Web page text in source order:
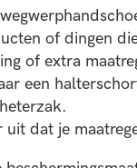
of dingen
of extra
een
uit dat je